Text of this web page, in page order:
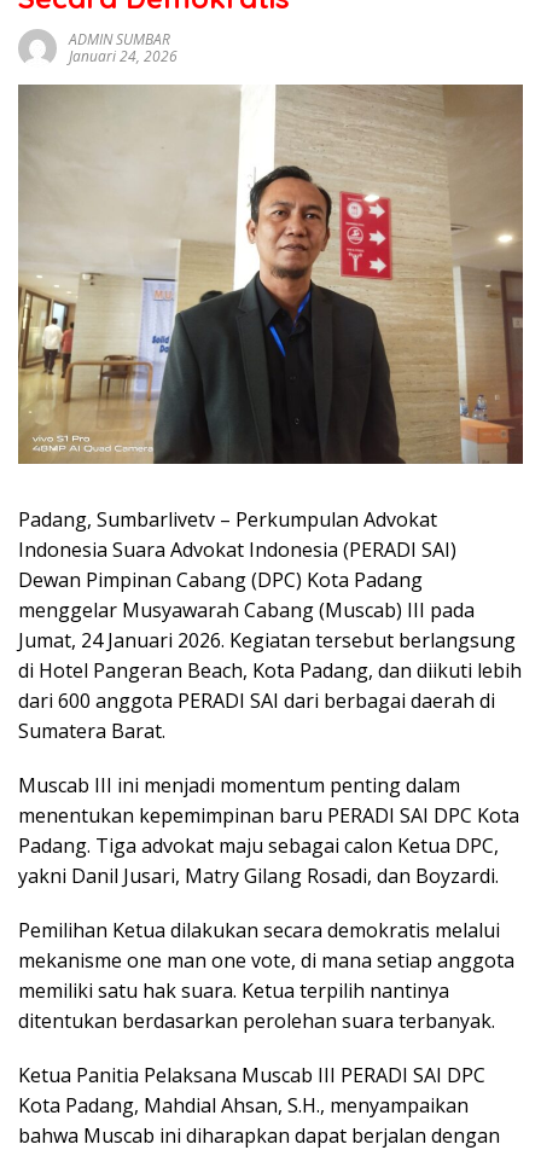
sumbar
tv
live
ADMIN SUMBAR
Januari 24, 2026
Padang, Sumbarlivetv – Perkumpulan Advokat
Indonesia Suara Advokat Indonesia (PERADI SAI)
Dewan Pimpinan Cabang (DPC) Kota Padang
menggelar Musyawarah Cabang (Muscab) III pada
Jumat, 24 Januari 2026. Kegiatan tersebut berlangsung
di Hotel Pangeran Beach, Kota Padang, dan diikuti lebih
dari 600 anggota PERADI SAI dari berbagai daerah di
Sumatera Barat.
Muscab III ini menjadi momentum penting dalam
menentukan kepemimpinan baru PERADI SAI DPC Kota
Padang. Tiga advokat maju sebagai calon Ketua DPC,
yakni Danil Jusari, Matry Gilang Rosadi, dan Boyzardi.
Pemilihan Ketua dilakukan secara demokratis melalui
mekanisme one man one vote, di mana setiap anggota
memiliki satu hak suara. Ketua terpilih nantinya
ditentukan berdasarkan perolehan suara terbanyak.
Ketua Panitia Pelaksana Muscab III PERADI SAI DPC
Kota Padang, Mahdial Ahsan, S.H., menyampaikan
bahwa Muscab ini diharapkan dapat berjalan dengan